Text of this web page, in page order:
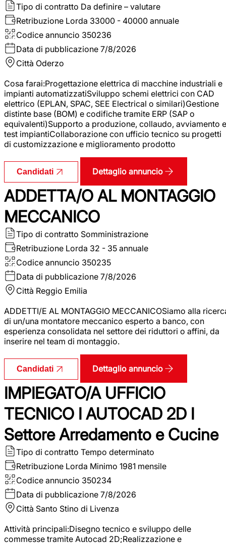
Tipo di contratto Da definire – valutare
Retribuzione Lorda 33000 - 40000 annuale
Codice annuncio 350236
Data di pubblicazione 7/8/2026
Città Oderzo
Cosa farai:Progettazione elettrica di macchine industriali e
impianti automatizzatiSviluppo schemi elettrici con CAD
elettrico (EPLAN, SPAC, SEE Electrical o similari)Gestione
distinte base (BOM) e codifiche tramite ERP (SAP o
equivalenti)Supporto a produzione, collaudo, avviamento e
test impiantiCollaborazione con ufficio tecnico su progetti
di customizzazione e miglioramento prodotto
Candidati Dettaglio annuncio
ADDETTA/O AL MONTAGGIO
MECCANICO
Tipo di contratto Somministrazione
Retribuzione Lorda 32 - 35 annuale
Codice annuncio 350235
Data di pubblicazione 7/8/2026
Città Reggio Emilia
ADDETTI/E AL MONTAGGIO MECCANICOSiamo alla
di un/una montatore meccanico esperto a banco, con
esperienza consolidata nel settore dei riduttori o affini, da
inserire nel team di montaggio.
Candidati Dettaglio annuncio
IMPIEGATO/A UFFICIO
TECNICO I AUTOCAD 2D I
Settore Arredamento e Cucine
Tipo di contratto Tempo determinato
Retribuzione Lorda Minimo 1981 mensile
Codice annuncio 350234
Data di pubblicazione 7/8/2026
Città Santo Stino di Livenza
Attività principali:Disegno tecnico e sviluppo delle
commesse tramite Autocad 2D;Realizzazione e